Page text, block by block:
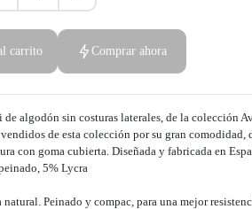
carrito Comprar ahora
algodón sin costuras laterales, de la colección
de esta colección por su gran comodidad,
con goma cubierta. Diseñada y fabricada en
5% Lycra
Peinado y compac, para una mejor